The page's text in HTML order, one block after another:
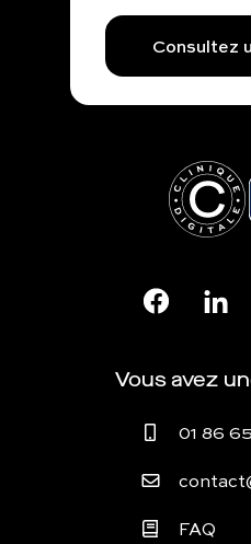
Consultez
Vous avez
01 86
FAQ